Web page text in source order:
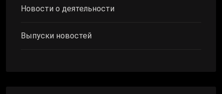
Новости о деятельности
Выпуски новостей